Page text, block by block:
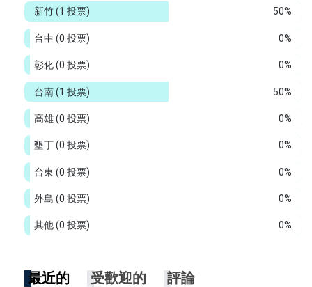
50%
新竹(1 投票)
0%
台中 (0 投票)
0%
彰化(0 投票)
50%
台南(1 投票)
0%
高雄(0 投票)
0%
墾丁(0 投票)
0%
台東 (0 投票)
0%
外島 (0 投票)
0%
其他(0 投票)
最近的 受歡迎的 評論